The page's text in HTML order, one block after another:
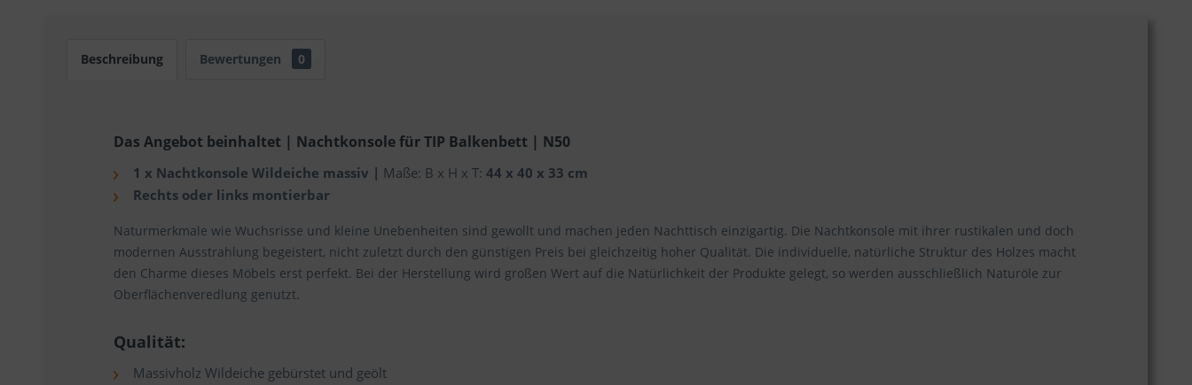
Beschreibung Bewertungen 0
Das Angebot beinhaltet | Nachtkonsole für TIP Balkenbett | N50
1 x Nachtkonsole Wildeiche massiv | Maße: B x H x T: 44 x 40 x 33 cm
Rechts oder links montierbar
Naturmerkmale wie Wuchsrisse und kleine Unebenheiten sind gewollt und machen jeden Nachttisch einzigartig. Die Nachtkonsole mit ihrer rustikalen und doch
modernen Ausstrahlung begeistert, nicht zuletzt durch den günstigen Preis bei gleichzeitig hoher Qualität. Die individuelle, natürliche Struktur des Holzes macht
den Charme dieses Möbels erst perfekt. Bei der Herstellung wird großen Wert auf die Natürlichkeit der Produkte gelegt, so werden ausschließlich Naturöle zur
Oberflächenveredlung genutzt.
Qualität:
Massivholz Wildeiche gebürstet und geölt